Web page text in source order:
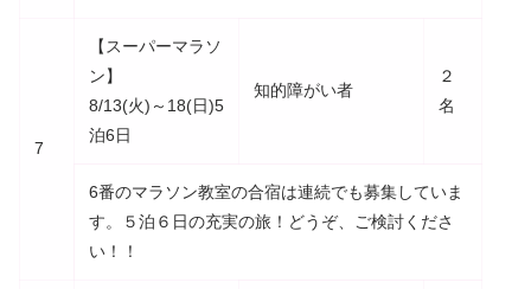
7
【スーパーマラソ
ン】
8/13(火)～18(日)5
泊6日
知的障がい者
２
名
6番のマラソン教室の合宿は連続でも募集していま
す。５泊６日の充実の旅！どうぞ、ご検討くださ
い！！